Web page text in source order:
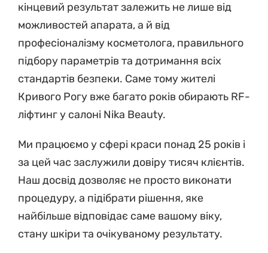
кінцевий результат залежить не лише від
можливостей апарата, а й від
професіоналізму косметолога, правильного
підбору параметрів та дотримання всіх
стандартів безпеки. Саме тому жителі
Кривого Рогу вже багато років обирають RF-
ліфтинг у салоні Nika Beauty.
Ми працюємо у сфері краси понад 25 років і
за цей час заслужили довіру тисяч клієнтів.
Наш досвід дозволяє не просто виконати
процедуру, а підібрати рішення, яке
найбільше відповідає саме вашому віку,
стану шкіри та очікуваному результату.